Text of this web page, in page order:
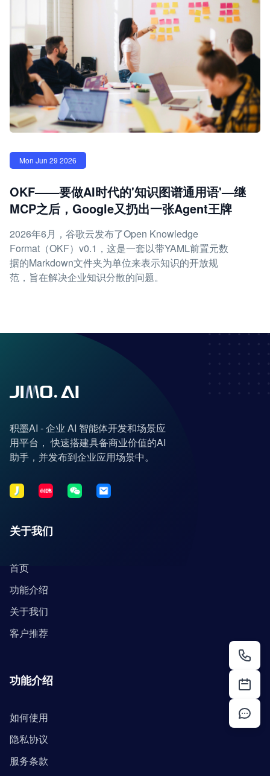
Mon Jun 29 2026
OKF——要做AI时代的'知识图谱通用语'—继
MCP之后，Google又扔出一张Agent王牌
2026年6月，谷歌云发布了Open Knowledge
Format（OKF）v0.1，这是一套以带YAML前置元数
据的Markdown文件夹为单位来表示知识的开放规
范，旨在解决企业知识分散的问题。
积墨AI - 企业 AI 智能体开发和场景应
用平台， 快速搭建具备商业价值的AI
助手，并发布到企业应用场景中。
关于我们
首页
功能介绍
关于我们
客户推荐
功能介绍
如何使用
隐私协议
服务条款